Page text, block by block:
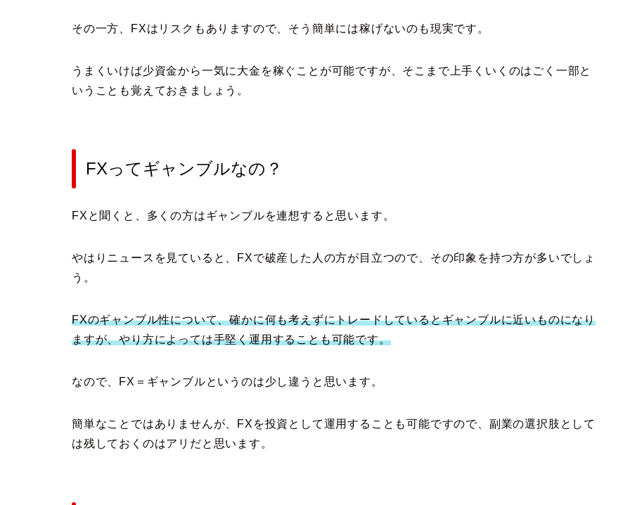
その一方、FXはリスクもありますので、そう簡単には稼げないのも現実です。
うまくいけば少資金から一気に大金を稼ぐことが可能ですが、そこまで上手くいくのはごく一部と
いうことも覚えておきましょう。
FXってギャンブルなの？
FXと聞くと、多くの方はギャンブルを連想すると思います。
やはりニュースを見ていると、FXで破産した人の方が目立つので、その印象を持つ方が多いでしょ
う。
FXのギャンブル性について、確かに何も考えずにトレードしているとギャンブルに近いものになり
ますが、やり方によっては手堅く運用することも可能です。
なので、FX＝ギャンブルというのは少し違うと思います。
簡単なことではありませんが、FXを投資として運用することも可能ですので、副業の選択肢として
は残しておくのはアリだと思います。